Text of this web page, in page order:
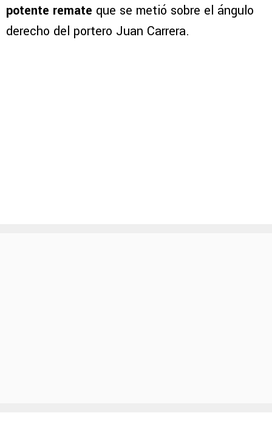
potente remate que se metió sobre el ángulo
derecho del portero Juan Carrera.